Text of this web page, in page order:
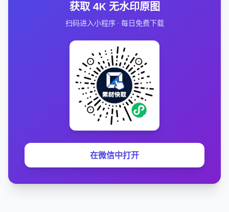
获取 4K 无水印原图
扫码进入小程序 · 每日免费下载
在微信中打开